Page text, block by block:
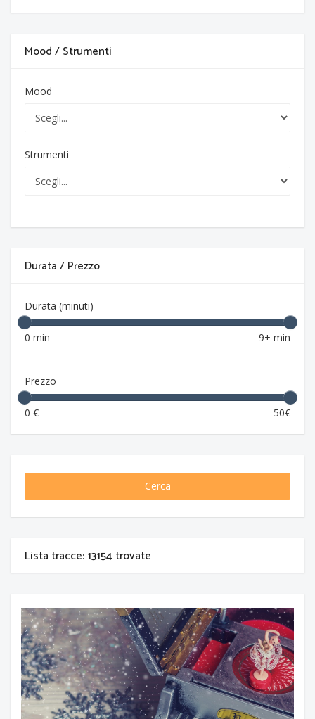
Mood / Strumenti
Mood
Strumenti
Durata / Prezzo
Durata (minuti)
0 min 9+ min
Prezzo
0 € 50€
Cerca
Lista tracce: 13154 trovate